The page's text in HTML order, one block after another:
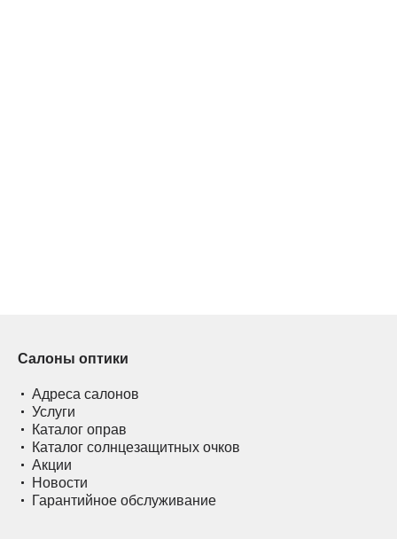
Салоны оптики
Адреса салонов
Услуги
Каталог оправ
Каталог солнцезащитных очков
Акции
Новости
Гарантийное обслуживание